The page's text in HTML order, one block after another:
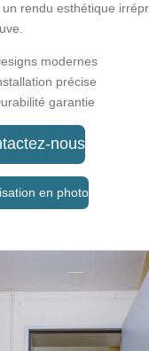
un rendu esthétique
modernes
précise
garantie
nous
en photo